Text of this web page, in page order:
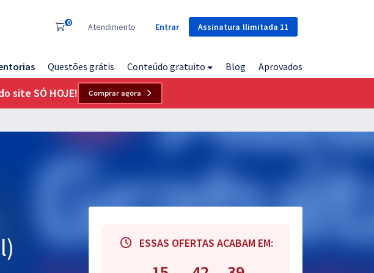
Assinatura Ilimitada 11
0 Atendimento Entrar
Questões grátis Conteúdo gratuito Blog Aprovados
site SÓ HOJE! Comprar agora
ESSAS OFERTAS ACABAM EM: